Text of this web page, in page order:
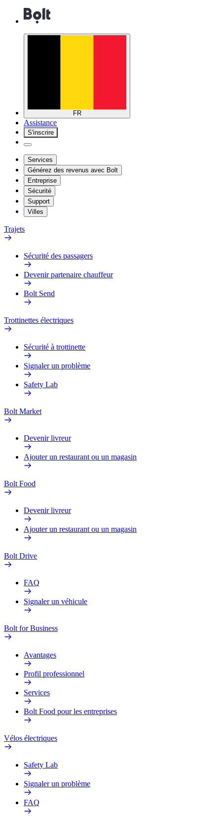
FR
Assistance
S'inscrire
Services
Générez des revenus avec Bolt
Entreprise
Sécurité
Support
Villes
Trajets
Sécurité des passagers
Devenir partenaire chauffeur
Bolt Send
Trottinettes électriques
Sécurité à trottinette
Signaler un problème
Safety Lab
Bolt Market
Devenir livreur
Ajouter un restaurant ou un magasin
Bolt Food
Devenir livreur
Ajouter un restaurant ou un magasin
Bolt Drive
FAQ
Signaler un véhicule
Bolt for Business
Avantages
Profil professionnel
Services
Bolt Food pour les entreprises
Vélos électriques
Safety Lab
Signaler un problème
FAQ